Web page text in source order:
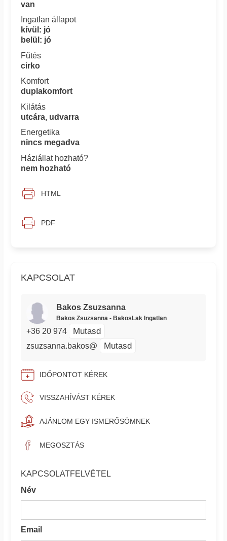
KAPCSOLAT
Bakos Zsuzsanna
Bakos Zsuzsanna - BakosLak Ingatlan
+36 20 974 Mutasd
zsuzsanna.bakos@ Mutasd
IDŐPONTOT KÉREK
VISSZAHÍVÁST KÉREK
AJÁNLOM EGY ISMERŐSÖMNEK
MEGOSZTÁS
KAPCSOLATFELVÉTEL
Név
Email
van
Ingatlan állapot
kívül: jó
belül: jó
Fűtés
cirko
Komfort
duplakomfort
Kilátás
utcára, udvarra
Energetika
nincs megadva
Háziállat hozható?
nem hozható
HTML
PDF